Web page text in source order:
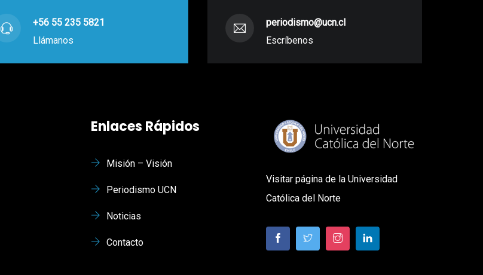
+56 55 235 5821
Llámanos
periodismo@ucn.cl
Escríbenos
Enlaces Rápidos
Misión – Visión
Periodismo UCN
Noticias
Contacto
Visitar página de la Universidad
Católica del Norte